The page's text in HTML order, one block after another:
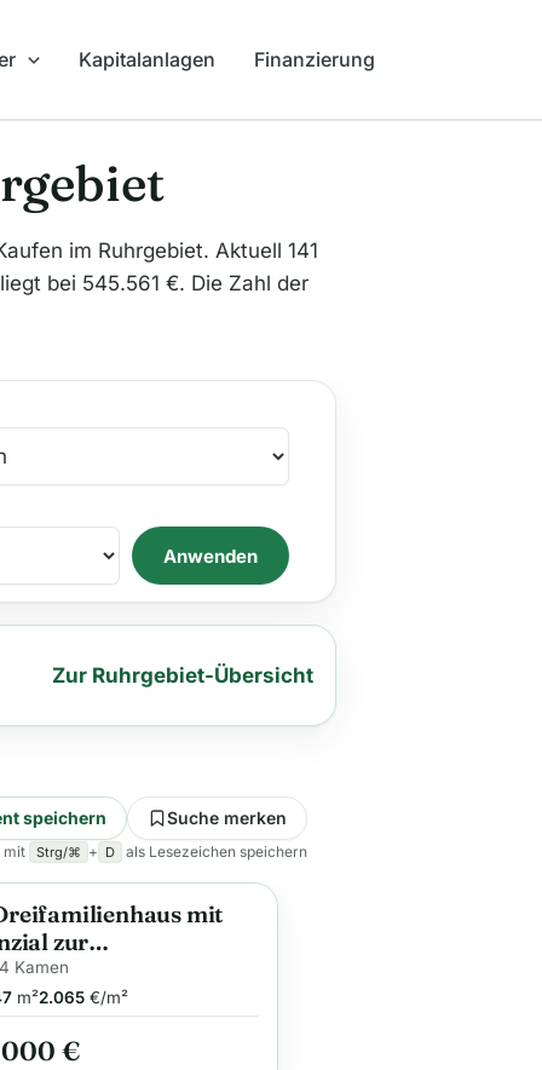
Kapitalanlagen Finanzierung
im Ruhrgebiet. Aktuell 141
bei 545.561 €. Die Zahl der
Anwenden
Zur Ruhrgebiet-Übersicht
speichern Suche merken
mit Strg/⌘ + D als Lesezeichen speichern
mit
zur
ca.
Wfl. mit Garten und
in Kamen-
Werve
Kamen
m²2.065€/m²
€